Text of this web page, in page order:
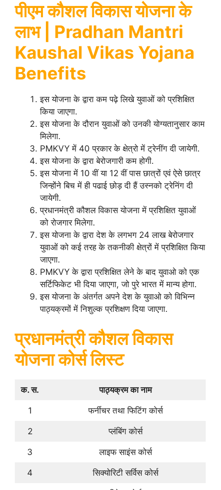
पीएम कौशल विकास योजना के
लाभ | Pradhan Mantri
Kaushal Vikas Yojana
Benefits
इस योजना के द्वारा कम पढ़े लिखे युवाओं को प्रशिक्षित
किया जाएगा.
इस योजना के दौरान युवाओं को उनकी योग्यतानुसार काम
मिलेगा.
PMKVY में 40 प्रकार के क्षेत्रो में ट्रेनींग दी जायेगी.
इस योजना के द्वारा बेरोजगारी कम होगी.
इस योजना में 10 वीं या 12 वीं पास छात्रों एवं ऐसे छात्र
जिन्होंने बिच में ही पढाई छोड़ दी हैं उस्नको ट्रेनिंग दी
जायेगी.
प्रधानमंत्री कौशल विकास योजना में प्रशिक्षित युवाओं
को रोजगार मिलेगा.
इस योजना के द्वारा देश के लगभग 24 लाख बेरोजगार
युवाओं को कई तरह के तकनीकी क्षेत्रों में प्रशिक्षित किया
जाएगा.
PMKVY के द्वारा प्रशिक्षित लेने के बाद युवाओ को एक
सर्टिफिकेट भी दिया जाएगा, जो पुरे भारत में मान्य होगा.
इस योजना के अंतर्गत अपने देश के युवाओ को विभिन्न
पाठ्यक्रमों में निशुल्क प्रशिक्षण दिया जाएगा.
प्रधानमंत्री कौशल विकास
योजना कोर्स लिस्ट
क. स. पाठ्यक्रम का नाम
1 फर्नीचर तथा फिटिंग कोर्स
2 प्लंबिंग कोर्स
3 लाइफ साइंस कोर्स
4 सिक्योरिटी सर्विस कोर्स